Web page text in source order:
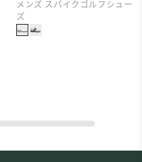
メンズ スパイクゴルフシュー
ズ